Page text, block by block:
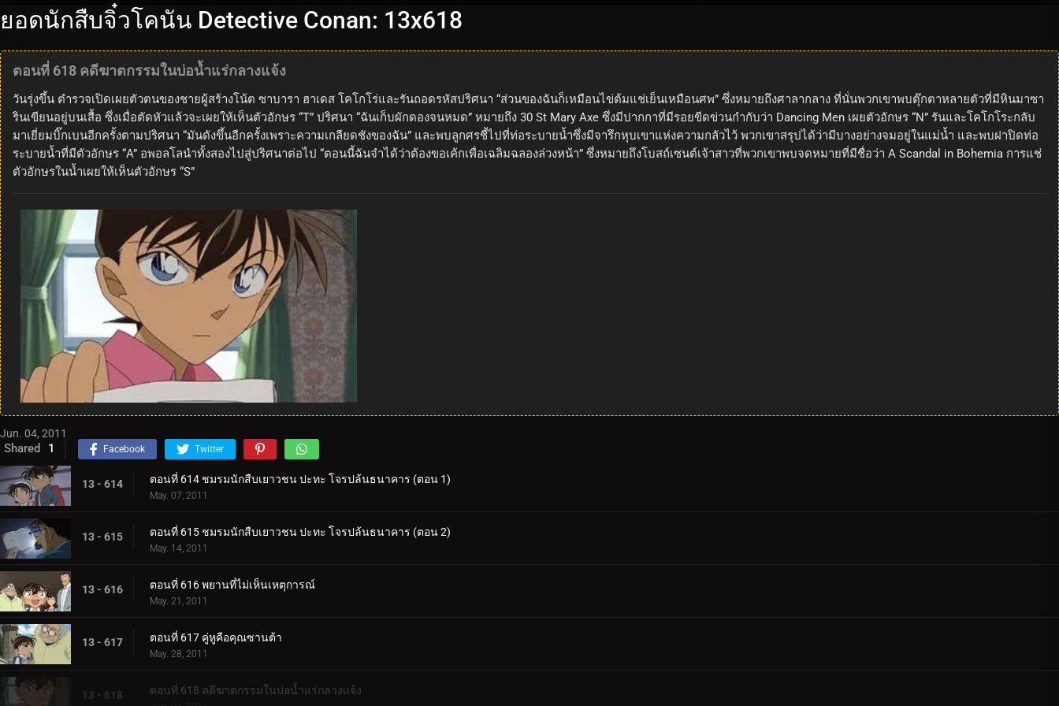
ยอดนักสืบจิ๋วโคนัน Detective Conan: 13x618
ตอนที่ 618 คดีฆาตกรรมในบ่อน้ำแร่กลางแจ้ง
วันรุ่งขึ้น ตำรวจเปิดเผยตัวตนของชายผู้สร้างโน้ต ซาบารา ฮาเดส โคโกโร่และรันถอดรหัสปริศนา “ส่วนของฉันก็เหมือนไข่ต้มแช่เย็นเหมือนศพ” ซึ่งหมายถึงศาลากลาง ที่นั่นพวกเขาพบตุ๊กตาหลายตัวที่มีหินมาซา
รินเขียนอยู่บนเสื้อ ซึ่งเมื่อตัดหัวแล้วจะเผยให้เห็นตัวอักษร “T” ปริศนา “ฉันเก็บผักดองจนหมด” หมายถึง 30 St Mary Axe ซึ่งมีปากกาที่มีรอยขีดข่วนกำกับว่า Dancing Men เผยตัวอักษร “N” รันและโคโกโระกลับ
มาเยี่ยมบิ๊กเบนอีกครั้งตามปริศนา “มันดังขึ้นอีกครั้งเพราะความเกลียดชังของฉัน” และพบลูกศรชี้ไปที่ท่อระบายน้ำซึ่งมีจารึกหุบเขาแห่งความกลัวไว้ พวกเขาสรุปได้ว่ามีบางอย่างจมอยู่ในแม่น้ำ และพบฝาปิดท่อ
ระบายน้ำที่มีตัวอักษร “A” อพอลโลนำทั้งสองไปสู่ปริศนาต่อไป “ตอนนี้ฉันจำได้ว่าต้องขอเค้กเพื่อเฉลิมฉลองล่วงหน้า” ซึ่งหมายถึงโบสถ์เซนต์เจ้าสาวที่พวกเขาพบจดหมายที่มีชื่อว่า A Scandal in Bohemia การแช่
ตัวอักษรในน้ำเผยให้เห็นตัวอักษร “S”
Jun. 04, 2011
Shared 1 Facebook Twitter
13 - 614 ตอนที่ 614 ชมรมนักสืบเยาวชน ปะทะ โจรปล้นธนาคาร (ตอน 1)
May. 07, 2011
13 - 615 ตอนที่ 615 ชมรมนักสืบเยาวชน ปะทะ โจรปล้นธนาคาร (ตอน 2)
May. 14, 2011
13 - 616 ตอนที่ 616 พยานที่ไม่เห็นเหตุการณ์
May. 21, 2011
13 - 617 ตอนที่ 617 คู่หูคือคุณซานต้า
May. 28, 2011
13 - 618 ตอนที่ 618 คดีฆาตกรรมในบ่อน้ำแร่กลางแจ้ง